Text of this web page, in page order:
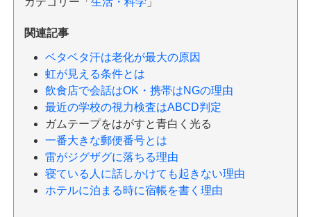
関連記事
ベタベタ汗は老化が最大の原因
虹が見える条件とは
飲食店で会話はOK・携帯はNGの理由
最近の学校の視力検査はABCD判定
ガムテープをはがすと青白く光る
一番大きな郵便番号とは
雷がジグザグに落ちる理由
寝ている人に話しかけても起きない理由
ホテルに泊まる時に宿帳を書く理由